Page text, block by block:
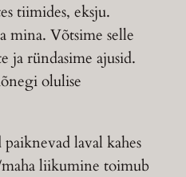
tiimides, eksju.
mina. Võtsime selle
ja ründasime ajusid.
olulise
laval kahes
maha liikumine toimub